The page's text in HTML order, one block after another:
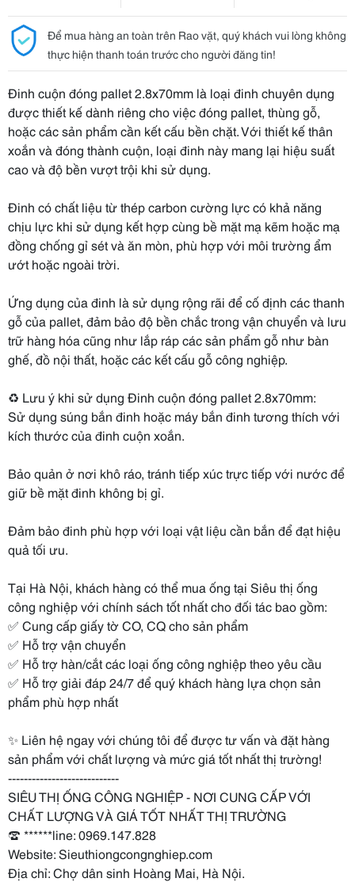
Để mua hàng an toàn trên Rao vặt, quý khách vui lòng không
thực hiện thanh toán trước cho người đăng tin!
Đinh cuộn đóng pallet 2.8x70mm là loại đinh chuyên dụng
được thiết kế dành riêng cho việc đóng pallet, thùng gỗ,
hoặc các sản phẩm cần kết cấu bền chặt. Với thiết kế thân
xoắn và đóng thành cuộn, loại đinh này mang lại hiệu suất
cao và độ bền vượt trội khi sử dụng.
Đinh có chất liệu từ thép carbon cường lực có khả năng
chịu lực khi sử dụng kết hợp cùng bề mặt mạ kẽm hoặc mạ
đồng chống gỉ sét và ăn mòn, phù hợp với môi trường ẩm
ướt hoặc ngoài trời.
Ứng dụng của đinh là sử dụng rộng rãi để cố định các thanh
gỗ của pallet, đảm bảo độ bền chắc trong vận chuyển và lưu
trữ hàng hóa cũng như lắp ráp các sản phẩm gỗ như bàn
ghế, đồ nội thất, hoặc các kết cấu gỗ công nghiệp.
♻️ Lưu ý khi sử dụng Đinh cuộn đóng pallet 2.8x70mm:
Sử dụng súng bắn đinh hoặc máy bắn đinh tương thích với
kích thước của đinh cuộn xoắn.
Bảo quản ở nơi khô ráo, tránh tiếp xúc trực tiếp với nước để
giữ bề mặt đinh không bị gỉ.
Đảm bảo đinh phù hợp với loại vật liệu cần bắn để đạt hiệu
quả tối ưu.
Tại Hà Nội, khách hàng có thể mua ống tại Siêu thị ống
công nghiệp với chính sách tốt nhất cho đối tác bao gồm:
✅ Cung cấp giấy tờ CO, CQ cho sản phẩm
✅ Hỗ trợ vận chuyển
✅ Hỗ trợ hàn/cắt các loại ống công nghiệp theo yêu cầu
✅ Hỗ trợ giải đáp 24/7 để quý khách hàng lựa chọn sản
phẩm phù hợp nhất
✨ Liên hệ ngay với chúng tôi để được tư vấn và đặt hàng
sản phẩm với chất lượng và mức giá tốt nhất thị trường!
----------------------------
SIÊU THỊ ỐNG CÔNG NGHIỆP - NƠI CUNG CẤP VỚI
CHẤT LƯỢNG VÀ GIÁ TỐT NHẤT THỊ TRƯỜNG
☎ ******line: 0969.147.828
Website: Sieuthiongcongnghiep.com
Địa chỉ: Chợ dân sinh Hoàng Mai, Hà Nội.